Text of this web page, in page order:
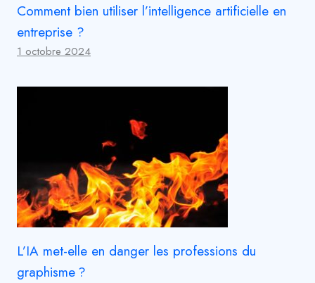
Comment bien utiliser l’intelligence artificielle en
entreprise ?
1 octobre 2024
L’IA met-elle en danger les professions du
graphisme ?